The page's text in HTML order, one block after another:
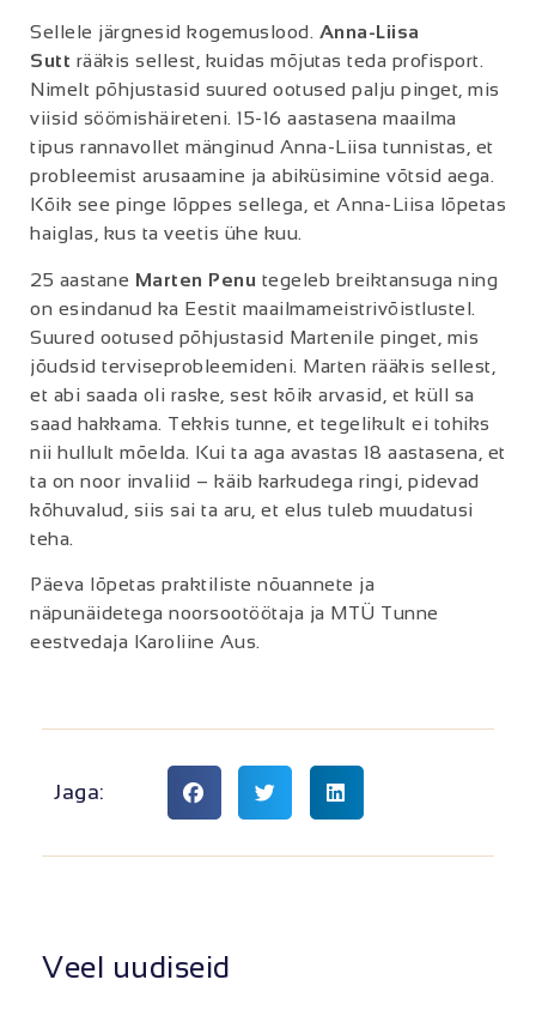
Sellele järgnesid kogemuslood. Anna-Liisa
Sutt rääkis sellest, kuidas mõjutas teda profisport.
Nimelt põhjustasid suured ootused palju pinget, mis
viisid söömishäireteni. 15-16 aastasena maailma
tipus rannavollet mänginud Anna-Liisa tunnistas, et
probleemist arusaamine ja abiküsimine võtsid aega.
Kõik see pinge lõppes sellega, et Anna-Liisa lõpetas
haiglas, kus ta veetis ühe kuu.
25 aastane Marten Penu tegeleb breiktansuga ning
on esindanud ka Eestit maailmameistrivõistlustel.
Suured ootused põhjustasid Martenile pinget, mis
jõudsid terviseprobleemideni. Marten rääkis sellest,
et abi saada oli raske, sest kõik arvasid, et küll sa
saad hakkama. Tekkis tunne, et tegelikult ei tohiks
nii hullult mõelda. Kui ta aga avastas 18 aastasena, et
ta on noor invaliid – käib karkudega ringi, pidevad
kõhuvalud, siis sai ta aru, et elus tuleb muudatusi
teha.
Päeva lõpetas praktiliste nõuannete ja
näpunäidetega noorsootöötaja ja MTÜ Tunne
eestvedaja Karoliine Aus.
Jaga:
Veel uudiseid